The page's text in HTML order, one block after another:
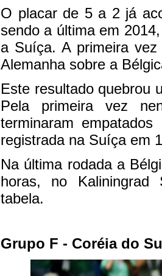
O placar de 5 a 2 já
sendo a última em
a Suíça. A primeira
Alemanha sobre a
Este resultado quebrou
Pela primeira vez
terminaram
registrada na Suíça em
Na última rodada a
horas, no Kaliningrad
tabela.
Grupo F - Coréia do